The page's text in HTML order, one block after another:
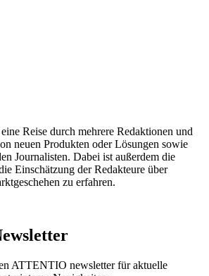
Reise durch mehrere Redaktionen und
neuen Produkten oder Lösungen sowie
Journalisten. Dabei ist außerdem die
Einschätzung der Redakteure über
zu erfahren.
ATTENTIO newsletter für aktuelle